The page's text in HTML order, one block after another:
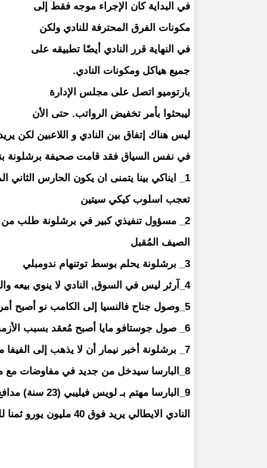
في البداية كان الإجراء موجه فقط إلى
مكونات الفرق المحترفة للنادي ولكن
في النهاية قرر النادي أيضًا تطبيقه على
جميع هياكل ومكونات النادي.
بارتوميو اتصل على مجلس الإدارة
ليبحثوا بأمر تخفيض الرواتب. حتى الأن
ليس هناك إتفاق بين النادي و اللاعبين لكن
في نفس السياق فقد قامت صحيفة برشلونة
1_ ايناكي بينا يتمنى ان يكون الحارس
تعجب اسلوب كيكي سيتين
2_ مسؤول تنفيذي كبير في برشلونة طلب من
الصيف المُقبل
3_ برشلونة يحلم بوسط توتنهام ندومبلي
4_آرثر ليس في السوق, النادي لا ينوي بيعه واللاعب يُريد الاستمرار داخل أسوار الكامب نو
5_وصول جناح فالنسيا إلى الكامب نو أصبح أمر صعب بسبب الأزمة الاقتصادية + التعاقد مع ترينكاو
6_ صول جوستافو مايا أصبح مُعقد بسبب الأزمة الاقتصادية, حالياً هُناك أولويات أخرى
7_ برشلونة أخبر نيمار أن لا يذهب إلى الفيفا من أجل كسر عقده لأن النادي حينها سيدفع 180 مليون يورو
8_البارسا سيدخل من جديد في مفاوضات مع من أجل عودة البرازيلي إلى الكامب نو
9_البارسا
النادي الايطالي يريد فوق 40 مليون يورو ثمنا للويس إذا لم يجدد عقده.